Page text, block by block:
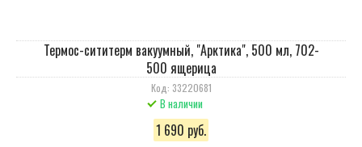
Термос-сититерм вакуумный, "Арктика", 500 мл, 702-
500 ящерица
Код: 33220681
В наличии
1 690 руб.